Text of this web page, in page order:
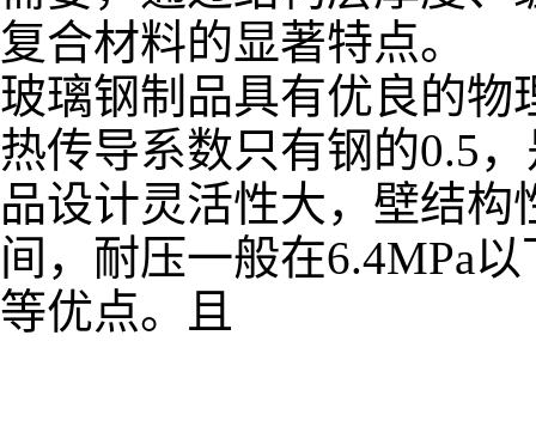
复合材料的显著特点。
玻璃钢制品具有优良的物
热传导系数只有钢的0.5
品设计灵活性大，壁结
间，耐压一般在6.4MPa
等优点。且